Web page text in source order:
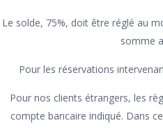
Le solde, 75%, doit être réglé au
somme
Pour les réservations
Pour nos clients étrangers, les
compte bancaire indiqué. Dans